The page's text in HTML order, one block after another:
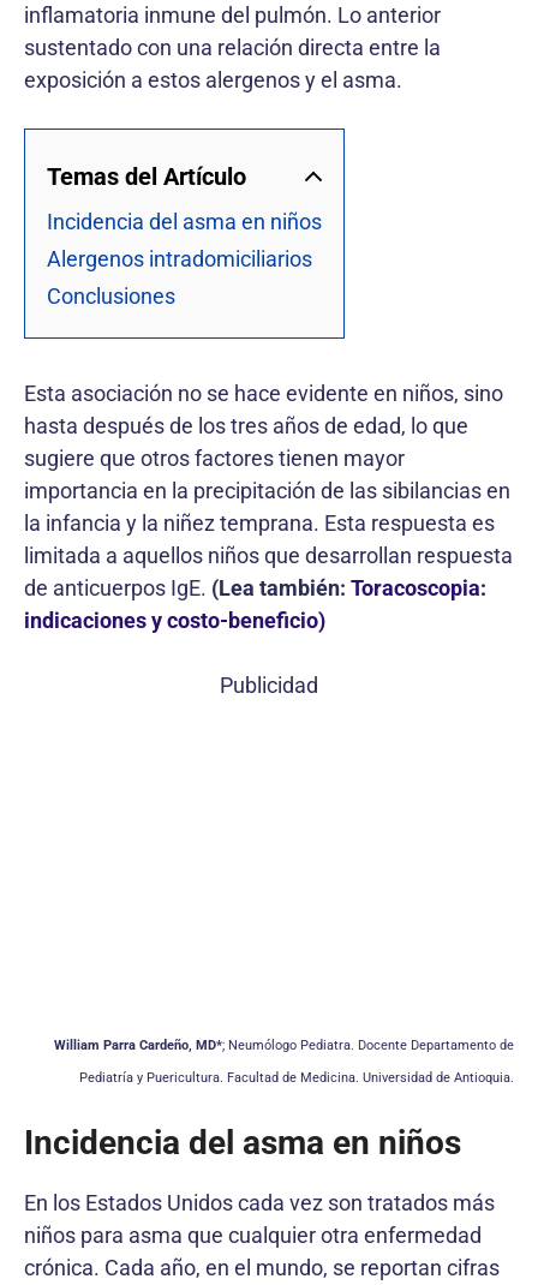
inflamatoria inmune del pulmón. Lo anterior
sustentado con una relación directa entre la
exposición a estos alergenos y el asma.
Temas del Artículo
Incidencia del asma en niños
Alergenos intradomiciliarios
Conclusiones
Esta asociación no se hace evidente en niños, sino
hasta después de los tres años de edad, lo que
sugiere que otros factores tienen mayor
importancia en la precipitación de las sibilancias en
la infancia y la niñez temprana. Esta respuesta es
limitada a aquellos niños que desarrollan respuesta
de anticuerpos IgE. (Lea también: Toracoscopia:
indicaciones y costo-beneficio)
Publicidad
William Parra Cardeño, MD*; Neumólogo Pediatra. Docente Departamento de
Pediatría y Puericultura. Facultad de Medicina. Universidad de Antioquia.
Incidencia del asma en niños
En los Estados Unidos cada vez son tratados más
niños para asma que cualquier otra enfermedad
crónica. Cada año, en el mundo, se reportan cifras